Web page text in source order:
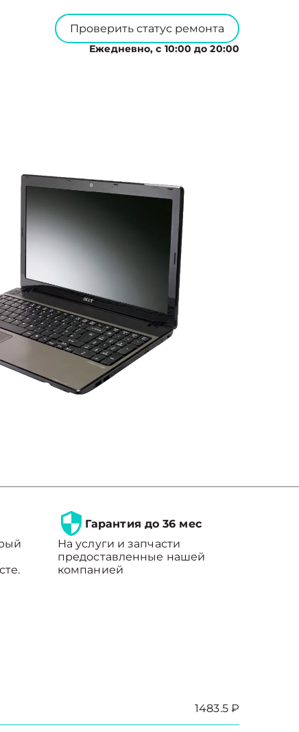
Проверить статус ремонта
Ежедневно, с 10:00 до 20:00
Гарантия до 36 мес
На услуги и запчасти
предоставленные нашей
компанией
1483.5 ₽